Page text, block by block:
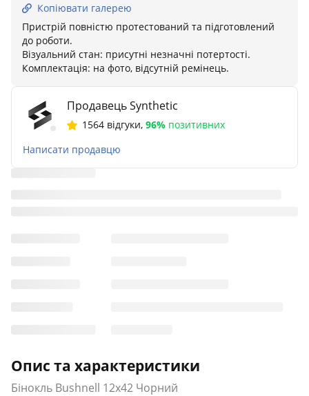
Копіювати галерею
Пристрій повністю протестований та підготовлений
до роботи.
Візуальний стан: присутні незначні потертості.
Комплектація: на фото, відсутній ремінець.
Продавець Synthetic
1564 відгуки, 96% позитивних
Написати продавцю
Опис та характеристики
Бінокль Bushnell 12х42 Чорний